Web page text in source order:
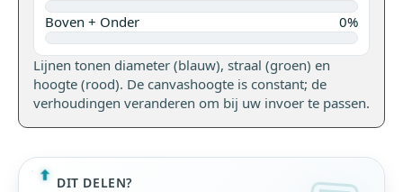
Boven + Onder
0%
Lijnen tonen diameter (blauw), straal (groen) en
hoogte (rood). De canvashoogte is constant; de
verhoudingen veranderen om bij uw invoer te passen.
DIT DELEN?